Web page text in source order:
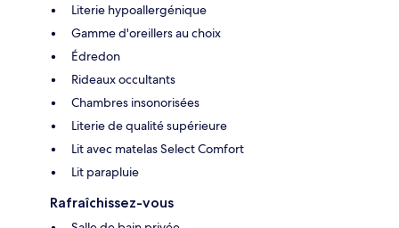
Literie hypoallergénique
Gamme d'oreillers au choix
Édredon
Rideaux occultants
Chambres insonorisées
Literie de qualité supérieure
Lit avec matelas Select Comfort
Lit parapluie
Rafraîchissez-vous